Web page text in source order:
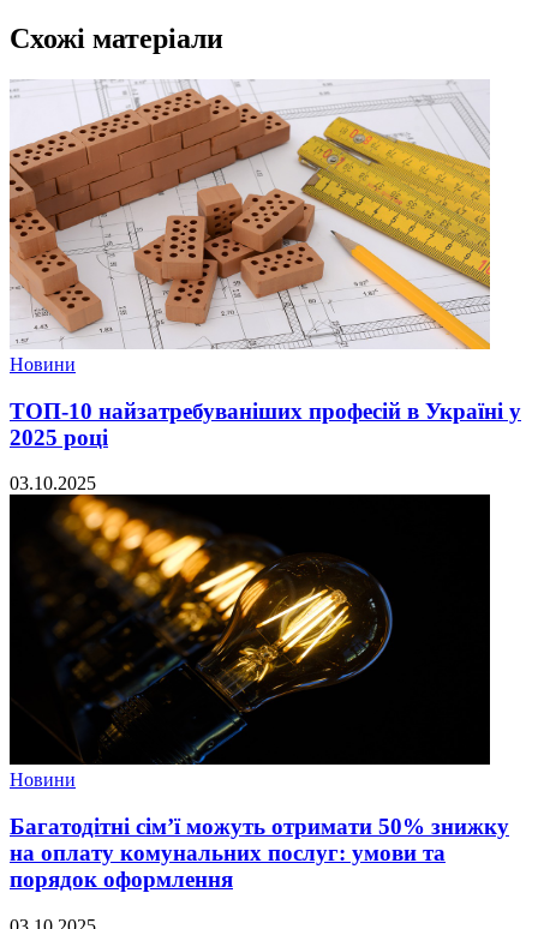
Схожі матеріали
Новини
ТОП-10 найзатребуваніших професій в Україні у
2025 році
03.10.2025
Новини
Багатодітні сім’ї можуть отримати 50% знижку
на оплату комунальних послуг: умови та
порядок оформлення